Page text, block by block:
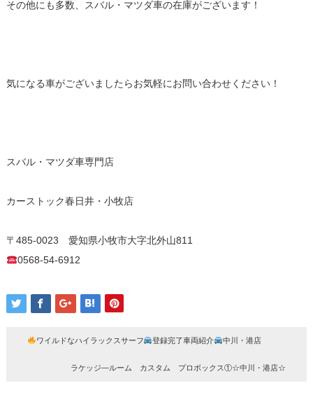
その他にも多数、スバル・マツダ車の在庫がございます！
気になる車がございましたらお気軽にお問い合わせください！
スバル・マツダ車専門店
カーストック春日井・小牧店
〒485-0023 愛知県小牧市大字北外山811
0568-54-6912
ワイルドなハイラックスサーフ 登録完了車両紹介 中川・港店
ラケッジ―ルーム カスタム プロボックス①☆中川・港店☆